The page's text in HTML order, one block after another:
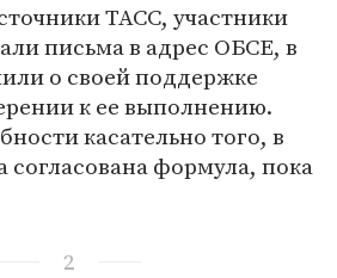
ТАСС, участники
письма в адрес ОБСЕ, в
о своей поддержке
к ее выполнению.
касательно того, в
согласована формула, пока
2